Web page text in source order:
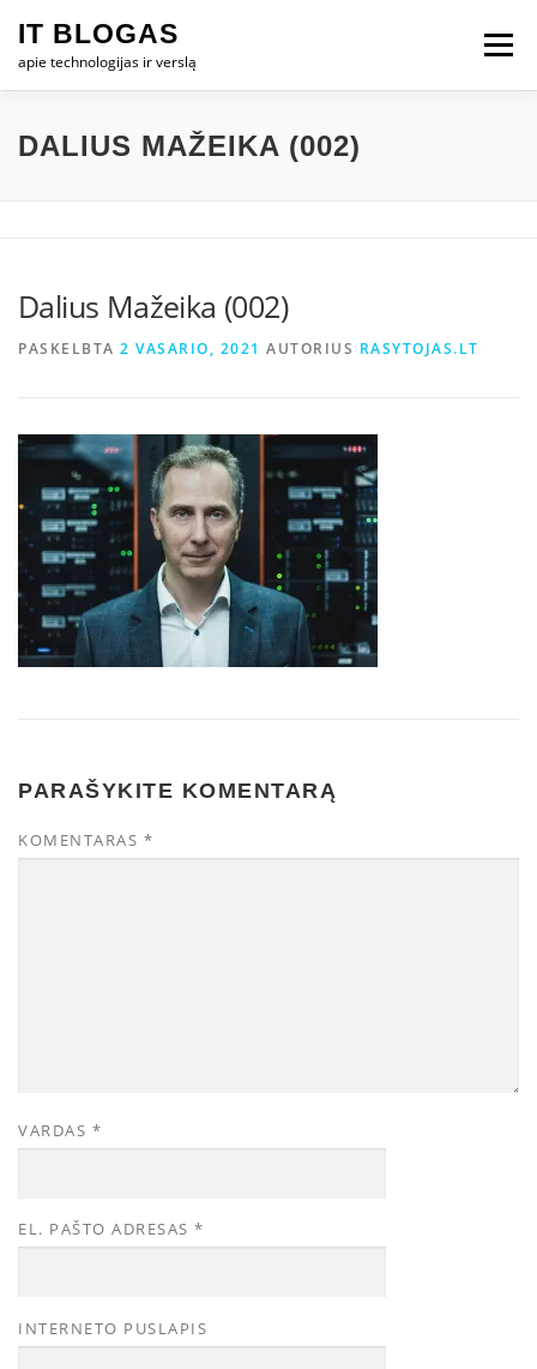
turinio
IT BLOGAS
apie technologijas ir verslą
Meniu
PRADŽIA IT VERSLAS KOMPIUTERIAI
DALIUS MAŽEIKA (002)
Dalius Mažeika (002)
PASKELBTA 2 VASARIO, 2021 AUTORIUS RASYTOJAS.LT
PARAŠYKITE KOMENTARĄ
KOMENTARAS *
VARDAS *
EL. PAŠTO ADRESAS *
INTERNETO PUSLAPIS